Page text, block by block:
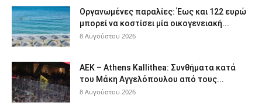
Οργανωμένες παραλίες: Έως και 122 ευρώ
μπορεί να κοστίσει μία οικογενειακή...
8 Αυγούστου 2026
ΑΕΚ – Athens Kallithea: Συνθήματα κατά
του Μάκη Αγγελόπουλου από τους...
8 Αυγούστου 2026